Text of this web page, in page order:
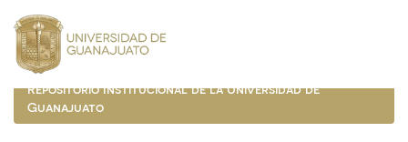
navigation
Repositorio Institucional de la Universidad de
Guanajuato